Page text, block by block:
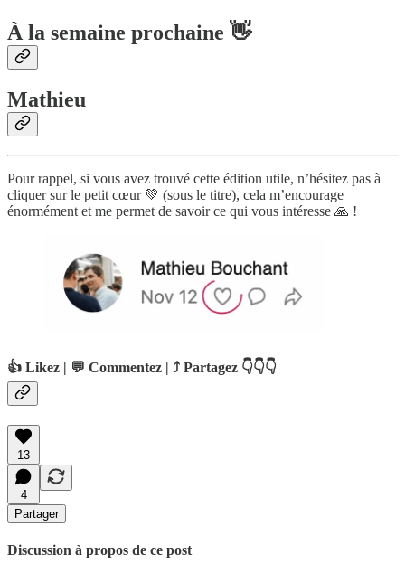
À la semaine prochaine 👋
Mathieu
Pour rappel, si vous avez trouvé cette édition utile, n’hésitez pas à
cliquer sur le petit cœur 💚 (sous le titre), cela m’encourage
énormément et me permet de savoir ce qui vous intéresse 🙏 !
👍 Likez | 💬 Commentez | ⤴️ Partagez 👇👇👇
13
4
Partager
Discussion à propos de ce post